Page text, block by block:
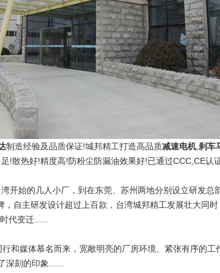
制造经验及品质保证!城邦精工打造高品质减速电机,刹车
!散热好!精度高!防粉尘防漏油效果好!已通过CCC,CE认
始的几人小厂，到在东莞、苏州两地分别设立研发总
自主研发设计超过上百款，台湾城邦精工发展壮大同
代变迁......
媒体慕名而来，宽敞明亮的厂房环境、紧张有序的工
深刻的印象......